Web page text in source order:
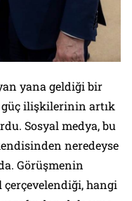
yana geldiği bir
güç ilişkilerinin artık
Sosyal medya, bu
neredeyse
Görüşmenin
hangi